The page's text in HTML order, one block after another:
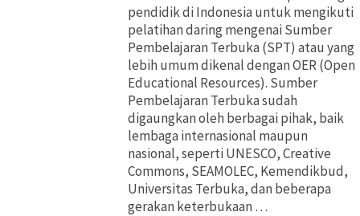
Pertimbangan Penggunaan
Jenis Lisensi CC
Panduan Penerapan
Konten Terbuka
Pertimbangan Penggunaan
Jenis Lisensi CC
Panduan Penerapan
Konten Terbuka
pendidik di Indonesia untuk mengikuti
pelatihan daring mengenai Sumber
Pembelajaran Terbuka (SPT) atau yang
lebih umum dikenal dengan OER (Open
Educational Resources). Sumber
Pembelajaran Terbuka sudah
digaungkan oleh berbagai pihak, baik
lembaga internasional maupun
nasional, seperti UNESCO, Creative
Commons, SEAMOLEC, Kemendikbud,
Universitas Terbuka, dan beberapa
gerakan keterbukaan …